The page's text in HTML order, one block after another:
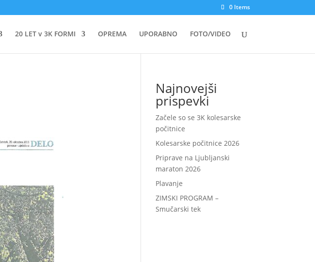
0 Items
20 LET v 3K FORMI OPREMA UPORABNO FOTO/VIDEO
Najnovejši
prispevki
Začele so se 3K kolesarske
počitnice
Kolesarske počitnice 2026
Priprave na Ljubljanski
maraton 2026
Plavanje
ZIMSKI PROGRAM –
Smučarski tek